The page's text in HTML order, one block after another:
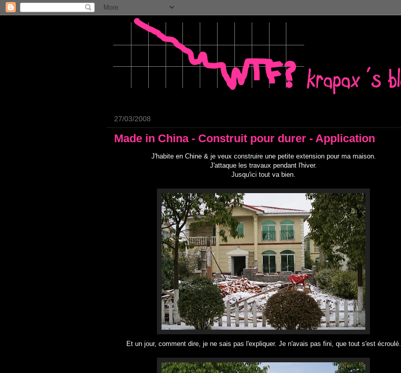
27/03/2008
Made in China - Construit pour durer - Application
J'habite en Chine & je veux construire une petite extension pour ma maison.
J'attaque les travaux pendant l'hiver.
Jusqu'ici tout va bien.
Et un jour, comment dire, je ne sais pas l'expliquer. Je n'avais pas fini, que tout s'est écroulé.